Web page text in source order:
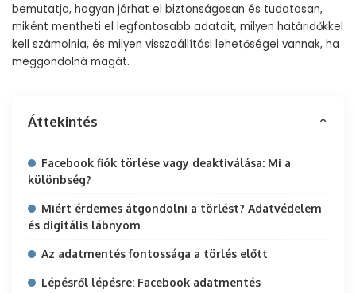
bemutatja, hogyan járhat el biztonságosan és tudatosan,
miként mentheti el legfontosabb adatait, milyen határidőkkel
kell számolnia, és milyen visszaállítási lehetőségei vannak, ha
meggondolná magát.
Áttekintés
Facebook fiók törlése vagy deaktiválása: Mi a
különbség?
Miért érdemes átgondolni a törlést? Adatvédelem
és digitális lábnyom
Az adatmentés fontossága a törlés előtt
Lépésről lépésre: Facebook adatmentés